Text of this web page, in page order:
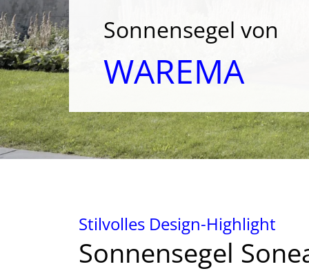
Sonnensegel von
WAREMA
Stilvolles Design-Highlight
Sonnensegel